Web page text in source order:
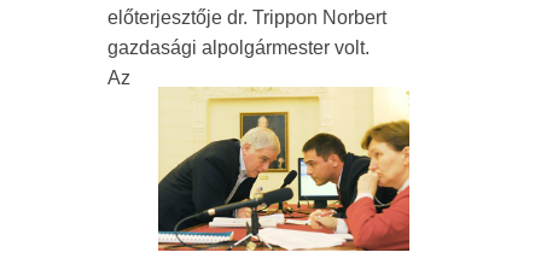
előterjesztője dr. Trippon Norbert
gazdasági alpolgármester volt.
Az